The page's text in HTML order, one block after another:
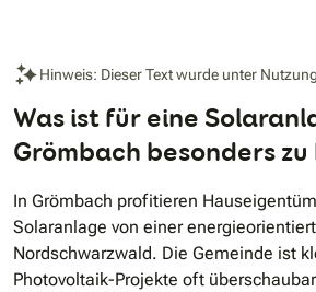
Hinweis: Dieser Text wurde unter
Was ist für eine
Grömbach besonders
In Grömbach profitieren
Solaranlage von einer
Nordschwarzwald. Die Gemeinde ist
Photovoltaik-Projekte oft